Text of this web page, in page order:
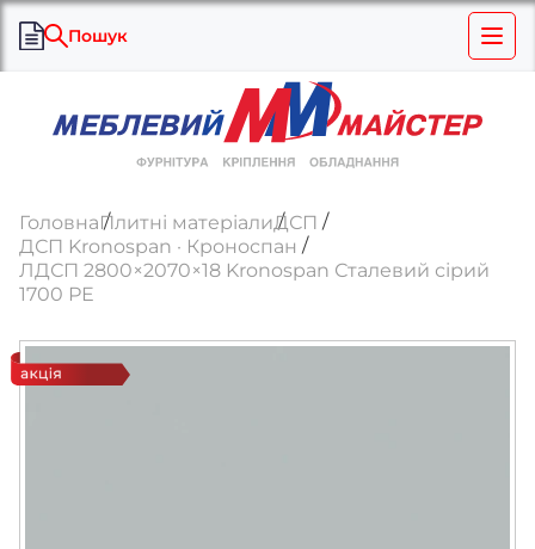
Пошук
ГоловнаПлитні матеріалиДСП
ДСП Kronospan · Кроноспан
ЛДСП 2800×2070×18 Kronospan Сталевий сірий
1700 РЕ